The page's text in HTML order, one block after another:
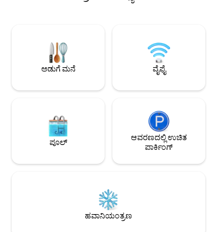
ಬೆಡ್‌ರೂಮ್‌ಗಳಲ್ಲಿ 2 ಕಿಂಗ್ ಸೈಜ್ ಬೆಡ್‌ಗಳು ಮತ್ತು 1
ಕ್ವೀನ್ ಬೆಡ್ ಅನ್ನು ನೀಡುತ್ತೇವೆ. ಹವಾಯಿಯಲ್ಲಿ ನಿಮ್ಮ
ಐಷಾರಾಮಿ ವಾಸ್ತವ್ಯದ ಅನುಭವಕ್ಕಾಗಿ ಅತ್ಯುತ್ತಮ
ಶುಚಿಗೊಳಿಸುವ ಸಿಬ್ಬಂದಿಯನ್ನು ನೇಮಿಸಲಾಯಿತು.
ವೈಕಿಕಿಯ ಜನಸಂದಣಿಯಿಂದ
ಬೂಗಿ ಬೋರ್ಡ್ ಅಥವಾ
ಸರ್ಫ್ ಮಾಡಿ. ಸಮುದ್ರದ ಲಯಕ್ಕೆ ಎಚ್ಚರಗೊಳ್ಳುವುದು
ನಿಮ್ಮ ಜೀವನವನ್ನು
ಅಡುಗೆ ಮನೆ ವೈಫೈ
ಪೂಲ್
ಆವರಣದಲ್ಲಿ ಉಚಿತ
ಪಾರ್ಕಿಂಗ್
ಹವಾನಿಯಂತ್ರಣ